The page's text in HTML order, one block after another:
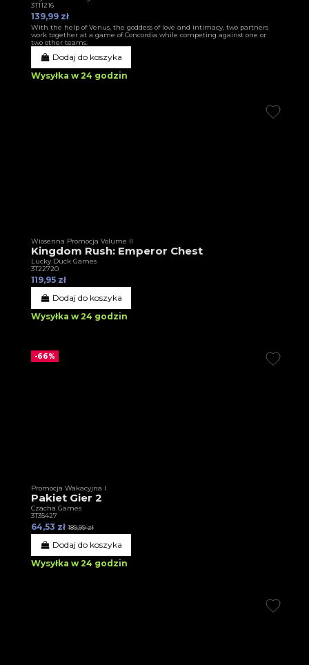
3T11216
139,99 zł
With the help of Venus, the goddess of love and intimacy, two partners
work together at a game of Concordia while competing against one or
two other teams.
Dodaj do koszyka
Wysyłka w 24 godzin
Wiosenna Promocja Volume II
Kingdom Rush: Emperor Chest
Lucky Duck Games
3T22720
119,95 zł
Dodaj do koszyka
Wysyłka w 24 godzin
-66%
Promocja Wakacyjna I
Pakiet Gier 2
Czacha Games
3T35427
64,53 zł 189,99 zł
Dodaj do koszyka
Wysyłka w 24 godzin